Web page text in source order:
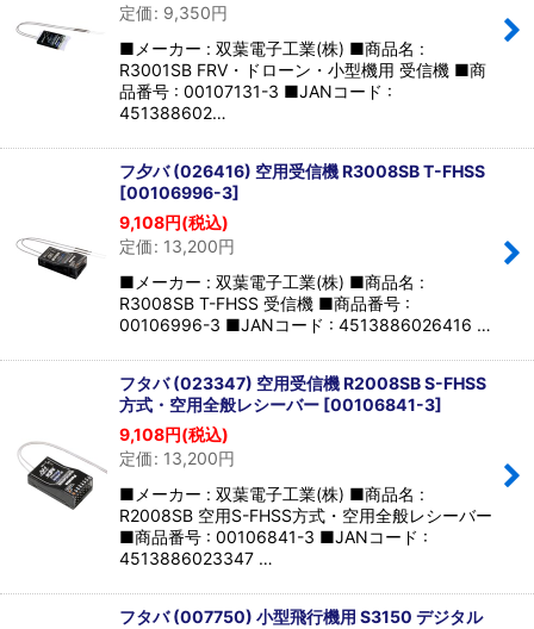
定価: 9,350円
■メーカー : 双葉電子工業(株) ■商品名 :
R3001SB FRV・ドローン・小型機用 受信機 ■商
品番号 : 00107131-3 ■JANコード :
451388602…
フ夕バ (026416) 空用受信機 R3008SB T-FHSS
[00106996-3]
9,108円(税込)
定価: 13,200円
■メーカー : 双葉電子工業(株) ■商品名 :
R3008SB T-FHSS 受信機 ■商品番号 :
00106996-3 ■JANコード : 4513886026416 …
フタバ (023347) 空用受信機 R2008SB S-FHSS
方式・空用全般レシーバー [00106841-3]
9,108円(税込)
定価: 13,200円
■メーカー : 双葉電子工業(株) ■商品名 :
R2008SB 空用S-FHSS方式・空用全般レシーバー
■商品番号 : 00106841-3 ■JANコード :
4513886023347 …
フタバ (007750) 小型飛行機用 S3150 デジタル